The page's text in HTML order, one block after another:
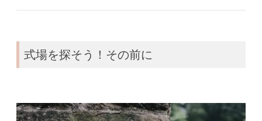
式場を探そう！その前に